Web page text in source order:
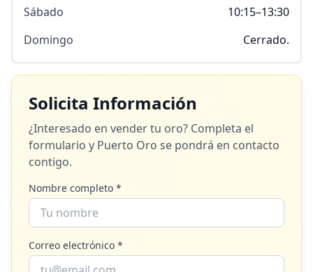
Sábado
10:15–13:30
Domingo
Cerrado.
Solicita Información
¿Interesado en vender tu oro? Completa el
formulario y Puerto Oro se pondrá en contacto
contigo.
Nombre completo *
Correo electrónico *